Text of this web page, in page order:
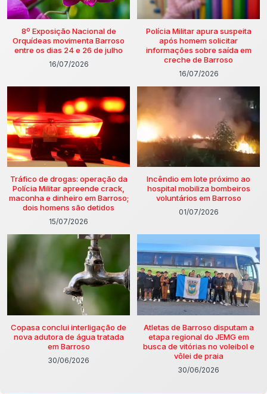
8º Exposição Nacional de
Orquídeas movimenta Barroso
entre os dias 24 e 26 de julho
16/07/2026
Polícia Militar apura suspeita
após homem solicitar
informações sobre saída em
creche de Barroso
16/07/2026
Tráfico de drogas: operação da
Polícia Militar apreende crack,
maconha e dinheiro em Barroso;
dois homens são detidos
15/07/2026
Incêndio em lote próximo ao
hospital mobiliza bombeiros
voluntários em Barroso
01/07/2026
Copasa conclui interligação de
nova adutora de água tratada
em Barroso
30/06/2026
Atletas de Barroso disputam a
etapa regional do JEMG em
busca de vitórias no voleibol e
vôlei de praia
30/06/2026